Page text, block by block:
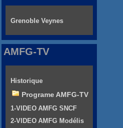
Grenoble Veynes
AMFG-TV
Historique
Programe AMFG-TV
1-VIDEO AMFG SNCF
2-VIDEO AMFG Modélis